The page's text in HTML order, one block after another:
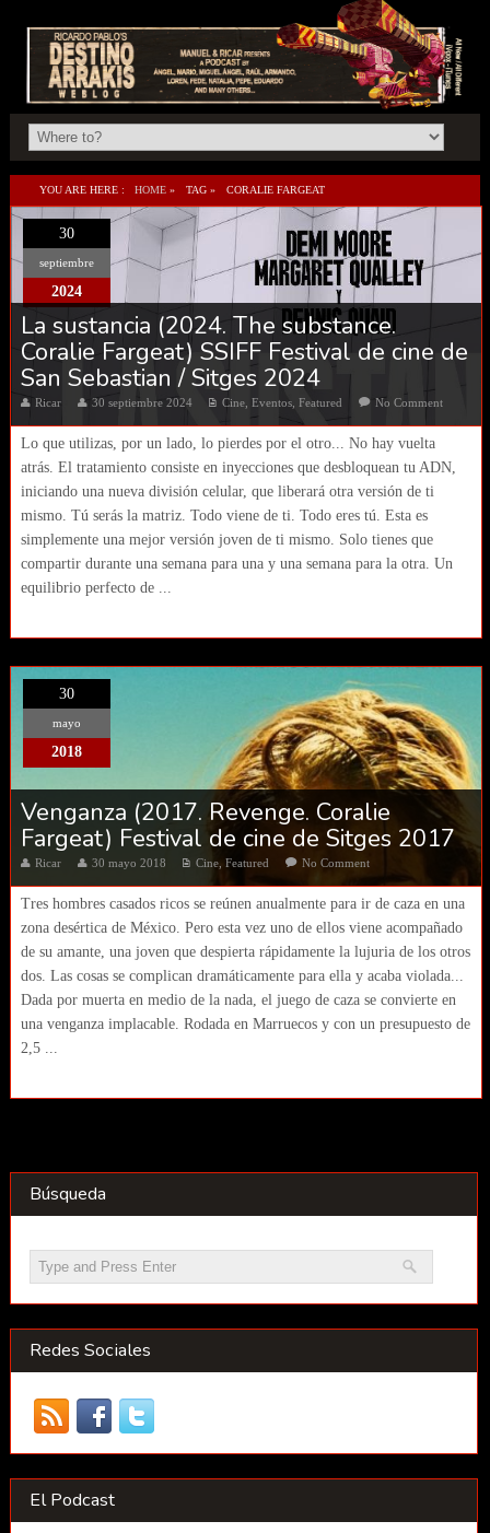
YOU ARE HERE : HOME » TAG » CORALIE FARGEAT
30
septiembre
2024
La sustancia (2024. The substance.
Coralie Fargeat) SSIFF Festival de cine de
San Sebastian / Sitges 2024
Ricar 30 septiembre 2024 Cine, Eventos, Featured No Comment
Lo que utilizas, por un lado, lo pierdes por el otro... No hay vuelta
atrás. El tratamiento consiste en inyecciones que desbloquean tu ADN,
iniciando una nueva división celular, que liberará otra versión de ti
mismo. Tú serás la matriz. Todo viene de ti. Todo eres tú. Esta es
simplemente una mejor versión joven de ti mismo. Solo tienes que
compartir durante una semana para una y una semana para la otra. Un
equilibrio perfecto de ...
30
mayo
2018
Venganza (2017. Revenge. Coralie
Fargeat) Festival de cine de Sitges 2017
Ricar 30 mayo 2018 Cine, Featured No Comment
Tres hombres casados ricos se reúnen anualmente para ir de caza en una
zona desértica de México. Pero esta vez uno de ellos viene acompañado
de su amante, una joven que despierta rápidamente la lujuria de los otros
dos. Las cosas se complican dramáticamente para ella y acaba violada...
Dada por muerta en medio de la nada, el juego de caza se convierte en
una venganza implacable. Rodada en Marruecos y con un presupuesto de
2,5 ...
Búsqueda
Redes Sociales
El Podcast